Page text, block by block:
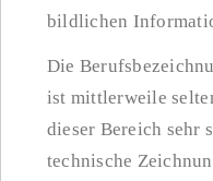
bildlichen
Die
ist mittlerweile
dieser Bereich sehr
technische